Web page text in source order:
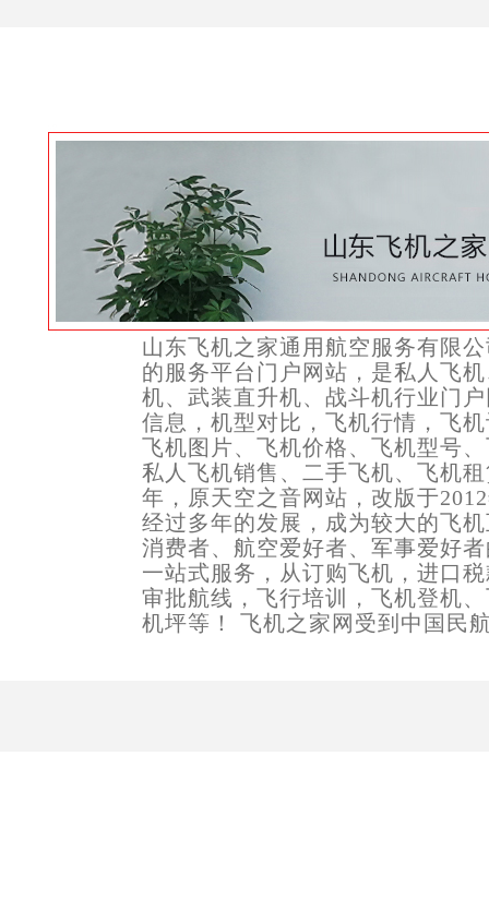
山东飞机之家通用航空服务有限
的服务平台门户网站，是私人飞
机、武装直升机、战斗机行业门
信息，机型对比，飞机行情，飞
飞机图片、飞机价格、飞机型号
私人飞机销售、二手飞机、飞机
年，原天空之音网站，改版于
经过多年的发展，成为较大的飞
消费者、航空爱好者、军事爱好
一站式服务，从订购飞机，进口
审批航线，飞行培训，飞机登机
机坪等！ 飞机之家网受到中国民